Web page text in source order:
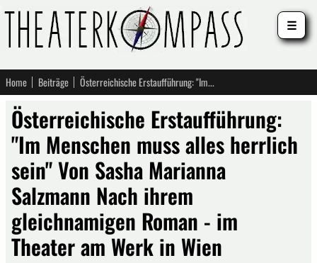
Home Beiträge Österreichische Erstaufführung: "Im Menschen muss alles herrlich sein" Von Sasha Marianna Salzmann Nach ihrem gleichnamigen Roman - im Theater am Werk in Wien
Österreichische Erstaufführung:
"Im Menschen muss alles herrlich
sein" Von Sasha Marianna
Salzmann Nach ihrem
gleichnamigen Roman - im
Theater am Werk in Wien
☰